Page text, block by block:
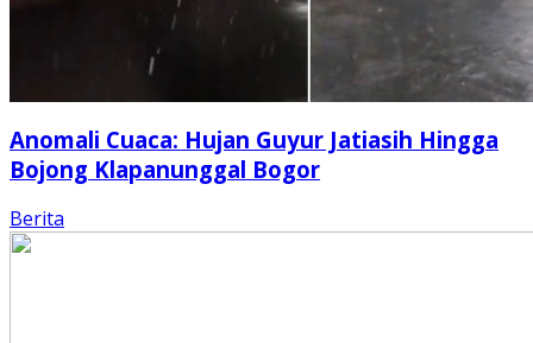
Anomali Cuaca: Hujan Guyur Jatiasih Hingga
Bojong Klapanunggal Bogor
Berita